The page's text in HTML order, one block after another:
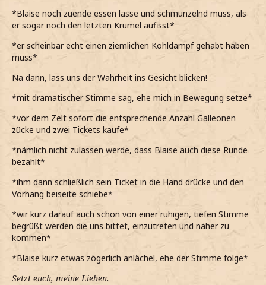
*Blaise noch zuende essen lasse und schmunzelnd muss, als
er sogar noch den letzten Krümel aufisst*
*er scheinbar echt einen ziemlichen Kohldampf gehabt haben
muss*
Na dann, lass uns der Wahrheit ins Gesicht blicken!
*mit dramatischer Stimme sag, ehe mich in Bewegung setze*
*vor dem Zelt sofort die entsprechende Anzahl Galleonen
zücke und zwei Tickets kaufe*
*nämlich nicht zulassen werde, dass Blaise auch diese Runde
bezahlt*
*ihm dann schließlich sein Ticket in die Hand drücke und den
Vorhang beiseite schiebe*
*wir kurz darauf auch schon von einer ruhigen, tiefen Stimme
begrüßt werden die uns bittet, einzutreten und näher zu
kommen*
*Blaise kurz etwas zögerlich anlächel, ehe der Stimme folge*
Setzt euch, meine Lieben.